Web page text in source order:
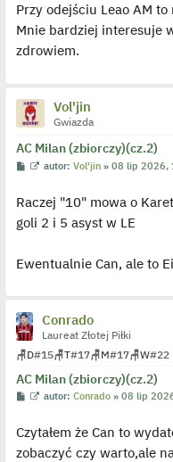
s
t
t
w
e
l
j
e
c
y
s
t
Przy odejściu Leao AM to
Mnie bardziej interesuje
zdrowiem.
Vol'jin
Gwiazda
AC Milan (zbiorczy)(cz.2)
P
t
W
w
i
e
o
d
y
n
c
z
y
p
o
s
autor:Vol'jin »08 lip 2026,
Raczej "10" mowa o
goli 2 i 5 asyst w LE
Ewentualnie Can, ale to
Conrado
Laureat Złotej Piłki
🪑D#15🪑T#17🪑M#17🪑W#22
AC Milan (zbiorczy)(cz.2)
P
t
W
w
i
e
autor:Conrado »08 lip
Czytałem że Can to
zobaczyć czy warto,ale